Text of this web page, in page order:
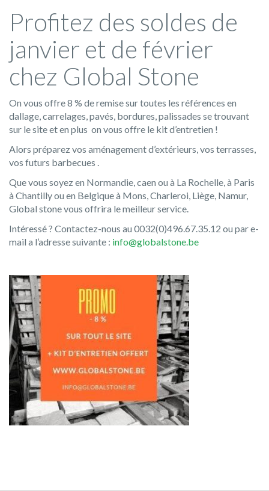
Profitez des soldes de
janvier et de février
chez Global Stone
On vous offre 8 % de remise sur toutes les références en
dallage, carrelages, pavés, bordures, palissades se trouvant
sur le site et en plus on vous offre le kit d’entretien !
Alors préparez vos aménagement d’extérieurs, vos terrasses,
vos futurs barbecues .
Que vous soyez en Normandie, caen ou à La Rochelle, à Paris
à Chantilly ou en Belgique à Mons, Charleroi, Liège, Namur,
Global stone vous offrira le meilleur service.
Intéressé ? Contactez-nous au 0032(0)496.67.35.12 ou par e-
mail a l’adresse suivante : info@globalstone.be